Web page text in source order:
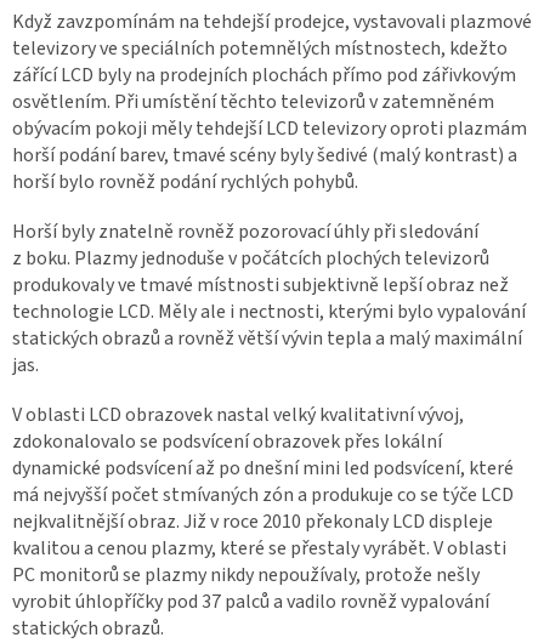
Když zavzpomínám na tehdejší prodejce, vystavovali plazmové
televizory ve speciálních potemnělých místnostech, kdežto
zářící LCD byly na prodejních plochách přímo pod zářivkovým
osvětlením. Při umístění těchto televizorů v zatemněném
obývacím pokoji měly tehdejší LCD televizory oproti plazmám
horší podání barev, tmavé scény byly šedivé (malý kontrast) a
horší bylo rovněž podání rychlých pohybů.
Horší byly znatelně rovněž pozorovací úhly při sledování
z boku. Plazmy jednoduše v počátcích plochých televizorů
produkovaly ve tmavé místnosti subjektivně lepší obraz než
technologie LCD. Měly ale i nectnosti, kterými bylo vypalování
statických obrazů a rovněž větší vývin tepla a malý maximální
jas.
V oblasti LCD obrazovek nastal velký kvalitativní vývoj,
zdokonalovalo se podsvícení obrazovek přes lokální
dynamické podsvícení až po dnešní mini led podsvícení, které
má nejvyšší počet stmívaných zón a produkuje co se týče LCD
nejkvalitnější obraz. Již v roce 2010 překonaly LCD displeje
kvalitou a cenou plazmy, které se přestaly vyrábět. V oblasti
PC monitorů se plazmy nikdy nepoužívaly, protože nešly
vyrobit úhlopříčky pod 37 palců a vadilo rovněž vypalování
statických obrazů.